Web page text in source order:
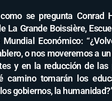
se pregunta Conrad
La Grande Boissière,
Económico:
o nos moveremos a
y en la reducción de
camino tomarán los
gobiernos, la